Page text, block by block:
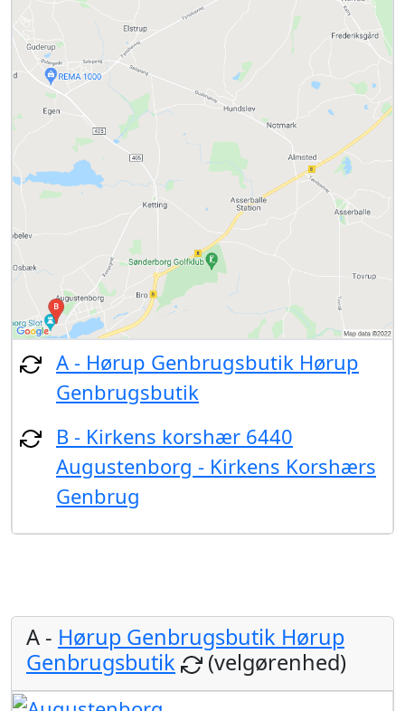
A - Hørup Genbrugsbutik Hørup
Genbrugsbutik
B - Kirkens korshær 6440
Augustenborg - Kirkens Korshærs
Genbrug
A - Hørup Genbrugsbutik Hørup
Genbrugsbutik
(velgørenhed)